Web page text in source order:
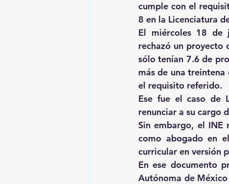
cumple con el
8 en la Licenciatura
El miércoles 18 de
rechazó un proyecto
sólo tenían 7.6 de
más de una
el requisito referido.
Ese fue el caso de
renunciar a su cargo
Sin embargo, el
como abogado en
curricular en versión
En ese documento
Autónoma de